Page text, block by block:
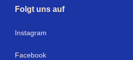
Folgt uns auf
Instagram
Facebook